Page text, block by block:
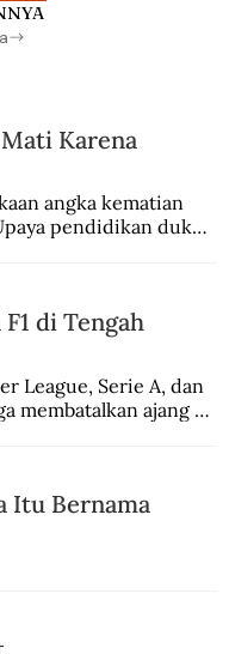
Karena
angka kematian
pendidikan dukun
di Tengah
League, Serie A, dan
membatalkan ajang
Itu Bernama